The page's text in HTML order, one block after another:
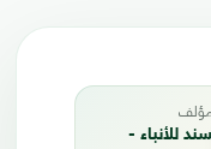
للأنباء -